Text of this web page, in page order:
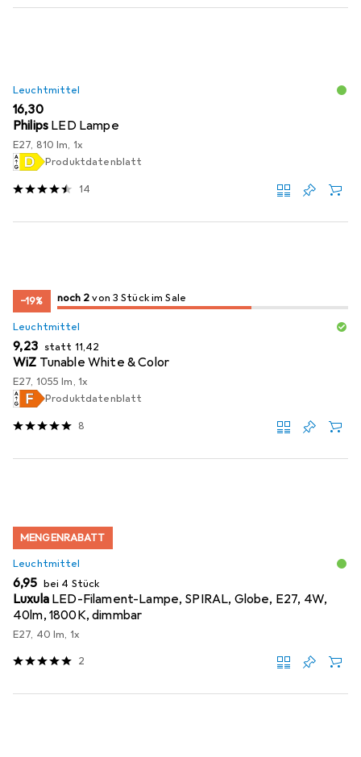
Leuchtmittel
EUR
16,30
Philips LED Lampe
E27, 810 lm, 1x
Produktdatenblatt
14
−19% 2/ 3
2/ 3 im Sale
noch 2 von 3 Stück im Sale
Leuchtmittel
EUR
9,23 statt EUR
11,42
WiZ Tunable White & Color
E27, 1055 lm, 1x
Produktdatenblatt
8
MENGENRABATT
Leuchtmittel
EUR
6,95 bei 4 Stück
Luxula LED-Filament-Lampe, SPIRAL, Globe, E27, 4W,
40lm, 1800K, dimmbar
E27, 40 lm, 1x
2